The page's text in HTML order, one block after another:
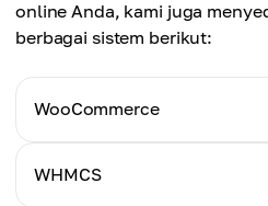
online Anda, kami juga
berbagai sistem berikut:
WooCommerce
Tutorial
WHMCS